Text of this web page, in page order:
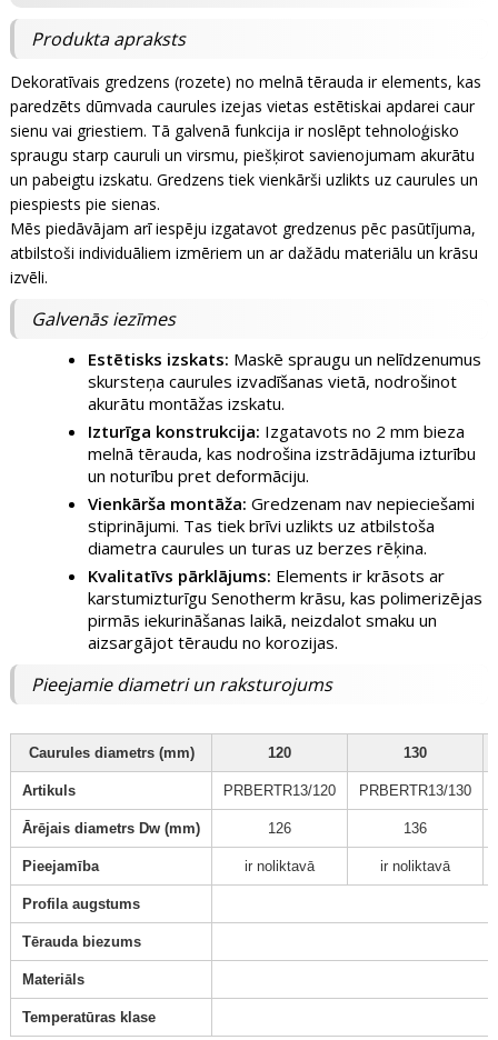
Produkta apraksts
Dekoratīvais gredzens (rozete) no melnā tērauda ir elements, kas
paredzēts dūmvada caurules izejas vietas estētiskai apdarei caur
sienu vai griestiem. Tā galvenā funkcija ir noslēpt tehnoloģisko
spraugu starp cauruli un virsmu, piešķirot savienojumam akurātu
un pabeigtu izskatu. Gredzens tiek vienkārši uzlikts uz caurules un
piespiests pie sienas.
Mēs piedāvājam arī iespēju izgatavot gredzenus pēc pasūtījuma,
atbilstoši individuāliem izmēriem un ar dažādu materiālu un krāsu
izvēli.
Galvenās iezīmes
Estētisks izskats: Maskē spraugu un nelīdzenumus
skursteņa caurules izvadīšanas vietā, nodrošinot
akurātu montāžas izskatu.
Izturīga konstrukcija: Izgatavots no 2 mm bieza
melnā tērauda, kas nodrošina izstrādājuma izturību
un noturību pret deformāciju.
Vienkārša montāža: Gredzenam nav nepieciešami
stiprinājumi. Tas tiek brīvi uzlikts uz atbilstoša
diametra caurules un turas uz berzes rēķina.
Kvalitatīvs pārklājums: Elements ir krāsots ar
karstumizturīgu Senotherm krāsu, kas polimerizējas
pirmās iekurināšanas laikā, neizdalot smaku un
aizsargājot tēraudu no korozijas.
Pieejamie diametri un raksturojums
Caurules diametrs (mm) 120 130
Artikuls PRBERTR13/120 PRBERTR13/130
Ārējais diametrs Dw (mm) 126 136
Pieejamība ir noliktavā ir noliktavā
Profila augstums
Tērauda biezums
Materiāls
Temperatūras klase